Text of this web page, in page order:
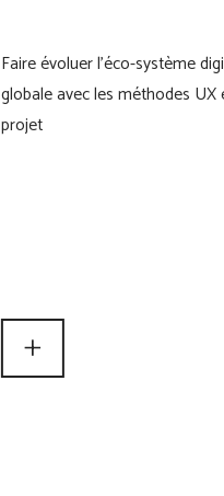
+
Faire évoluer l'éco-système
globale avec les méthodes UX
projet